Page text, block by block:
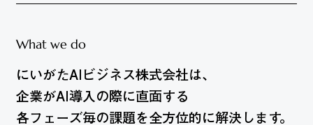
What we do
にいがたAIビジネス株式会社は、
企業がAI導入の際に直面する
各フェーズ毎の課題を全方位的に解決します。
にいがたAIビジネス株式会社は、
企業がAI導入の際に直面する
各フェーズ毎の課題を全方位的に解決します。